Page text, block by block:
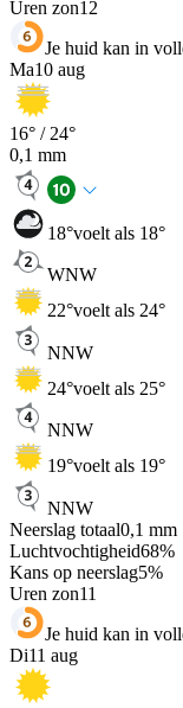
Uren zon12
Je huid kan in
Ma10 aug
16° / 24°
0,1 mm
18°voelt als 18°
WNW
22°voelt als 24°
NNW
24°voelt als 25°
NNW
19°voelt als 19°
NNW
Neerslag totaal0,1 mm
Luchtvochtigheid68%
Kans op neerslag5%
Uren zon11
Je huid kan in
Di11 aug